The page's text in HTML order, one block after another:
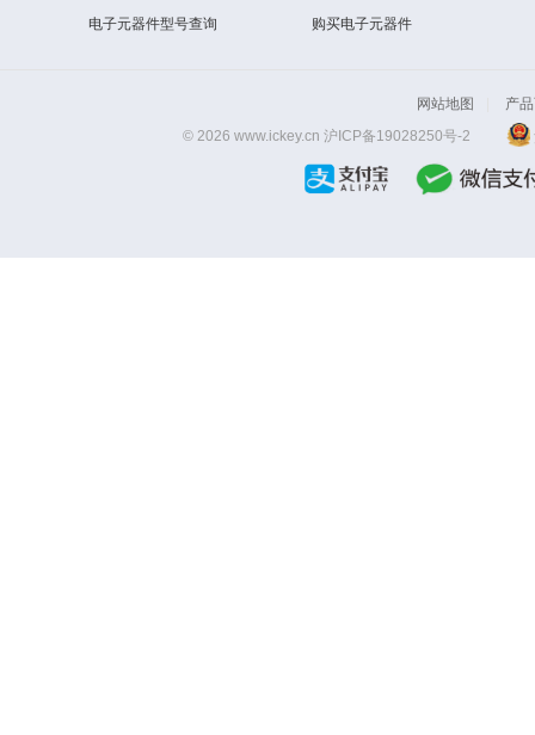
电子元器件型号查询 购买电子元器件
网站地图
产
© 2026 www.ickey.cn 沪ICP备19028250号-2